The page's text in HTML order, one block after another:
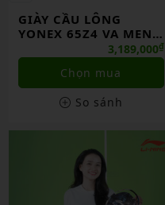
GIÀY CẦU LÔNG
YONEX 65Z4 VA MEN
3,189,000₫
Chọn mua
So sánh